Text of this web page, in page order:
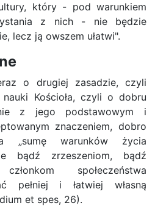
który - pod warunkiem
z nich - nie będzie
lecz ją owszem ułatwi".
o drugiej zasadzie, czyli
nauki Kościoła, czyli o dobru
z jego podstawowym i
znaczeniem, dobro
„sumę warunków życia
bądź zrzeszeniom, bądź
społeczeństwa
pełniej i łatwiej własną
et spes, 26).